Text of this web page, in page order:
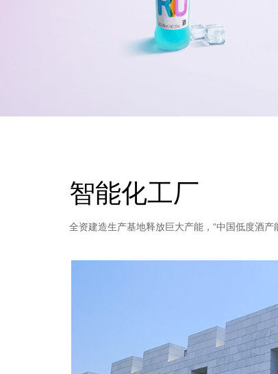
智能化工厂
全资建造生产基地释放巨大产能，“中国低度酒产